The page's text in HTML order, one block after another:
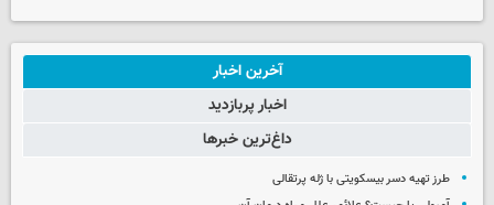
آخرین اخبار
اخبار پربازدید
داغ‌ترین خبرها
طرز تهیه دسر بیسکویتی با ژله پرتقالی